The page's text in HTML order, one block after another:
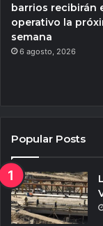
barrios recibirán
operativo la
semana
6 agosto, 2026
Popular Posts